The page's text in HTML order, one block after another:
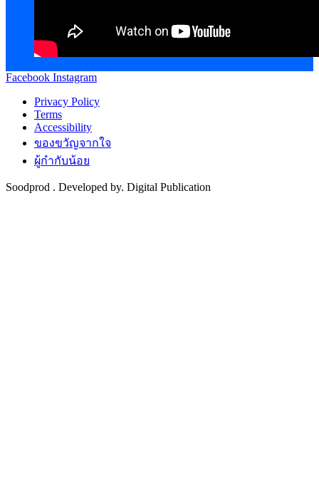
Facebook Instagram
Privacy Policy
Terms
Accessibility
ของขวัญจากใจ
ผู้กำกับน้อย
Soodprod . Developed by. Digital Publication